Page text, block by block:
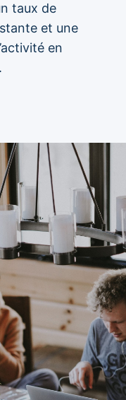
taux de
et une
en